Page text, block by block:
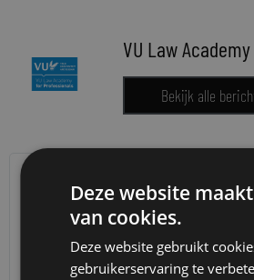
VU Law Academy
Bekijk alle
Deze website
van cookies.
Deze website gebruikt
gebruikerservaring te